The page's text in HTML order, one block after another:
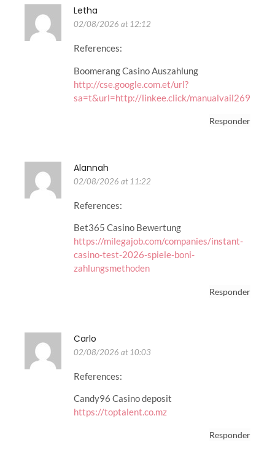
Letha
02/08/2026 at 12:12
References:
Boomerang Casino Auszahlung
http://cse.google.com.et/url?
sa=t&url=http://linkee.click/manualvail269
Responder
Alannah
02/08/2026 at 11:22
References:
Bet365 Casino Bewertung
https://milegajob.com/companies/instant-
casino-test-2026-spiele-boni-
zahlungsmethoden
Responder
Carlo
02/08/2026 at 10:03
References:
Candy96 Casino deposit
https://toptalent.co.mz
Responder